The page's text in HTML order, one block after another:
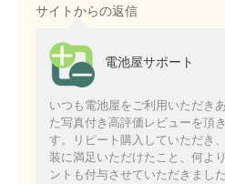
サイトからの返信
電池屋サポート
いつも電池屋をご利用いただき
た写真付き高評価レビューを頂
す。リピート購入していただき
装に満足いただけたこと、何よ
ントも付与させていただきまし